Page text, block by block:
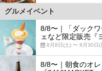
グルメイベント
8/8〜｜「ダック
ェなど限定販売『
8月8日(土) 〜 8月30日(
8/8〜｜朝食のオ